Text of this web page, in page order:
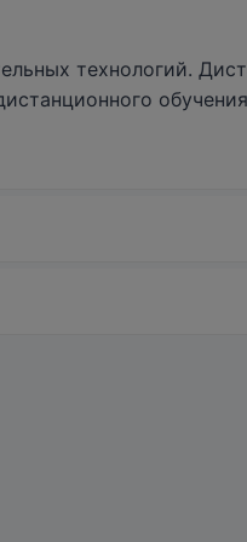
технологий.
и подписанный со